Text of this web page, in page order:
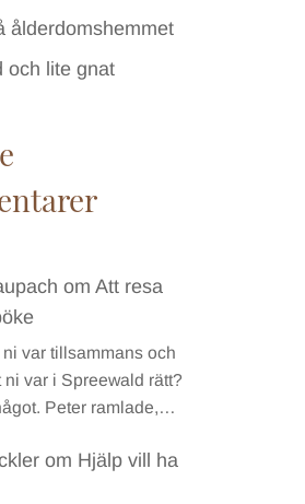
ålderdomshemmet
och lite gnat
omAtt resa
var tillsammans och
ni var i Spreewald rätt?
Peter ramlade,…
om Hjälp vill ha